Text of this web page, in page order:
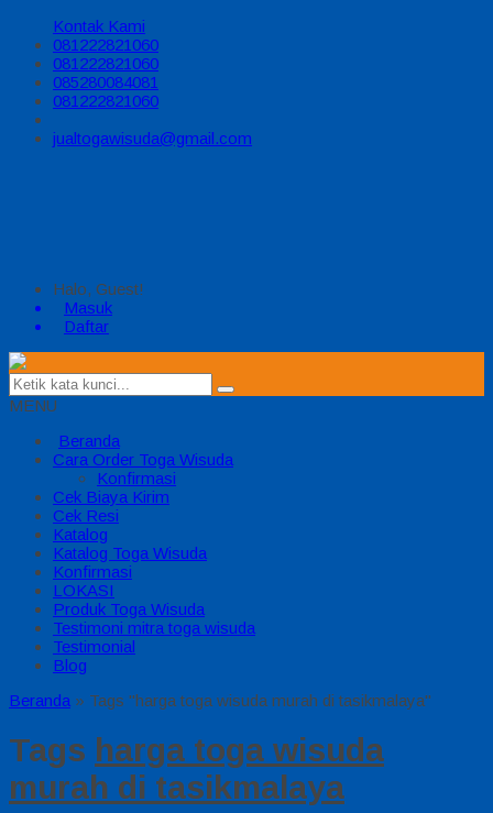
Kontak Kami
081222821060
081222821060
085280084081
081222821060
jualtogawisuda@gmail.com
Halo, Guest!
Masuk
Daftar
MENU
Beranda
Cara Order Toga Wisuda
Konfirmasi
Cek Biaya Kirim
Cek Resi
Katalog
Katalog Toga Wisuda
Konfirmasi
LOKASI
Produk Toga Wisuda
Testimoni mitra toga wisuda
Testimonial
Blog
Beranda » Tags "harga toga wisuda murah di tasikmalaya"
Tags harga toga wisuda
murah di tasikmalaya